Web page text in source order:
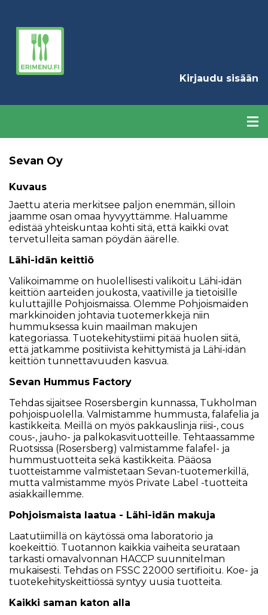
Kirjaudu sisään
Sevan Oy
Kuvaus
Jaettu ateria merkitsee paljon enemmän, silloin
jaamme osan omaa hyvyyttämme. Haluamme
edistää yhteiskuntaa kohti sitä, että kaikki ovat
tervetulleita saman pöydän äärelle.
Lähi-idän keittiö
Valikoimamme on huolellisesti valikoitu Lähi-idän
keittiön aarteiden joukosta, vaativille ja tietoisille
kuluttajille Pohjoismaissa. Olemme Pohjoismaiden
markkinoiden johtavia tuotemerkkejä niin
hummuksessa kuin maailman makujen
kategoriassa. Tuotekehitystiimi pitää huolen siitä,
että jatkamme positiivista kehittymistä ja Lähi-idän
keittiön tunnettavuuden kasvua.
Sevan Hummus Factory
Tehdas sijaitsee Rosersbergin kunnassa, Tukholman
pohjoispuolella. Valmistamme hummusta, falafelia ja
kastikkeita. Meillä on myös pakkauslinja riisi-, cous
cous-, jauho- ja palkokasvituotteille. Tehtaassamme
Ruotsissa (Rosersberg) valmistamme falafel- ja
hummustuotteita sekä kastikkeita. Pääosa
tuotteistamme valmistetaan Sevan-tuotemerkillä,
mutta valmistamme myös Private Label -tuotteita
asiakkaillemme.
Pohjoismaista laatua - Lähi-idän makuja
Laatutiimillä on käytössä oma laboratorio ja
koekeittiö. Tuotannon kaikkia vaiheita seurataan
tarkasti omavalvonnan HACCP suunnitelman
mukaisesti. Tehdas on FSSC 22000 sertifioitu. Koe- ja
tuotekehityskeittiössä syntyy uusia tuotteita.
Kaikki saman katon alla